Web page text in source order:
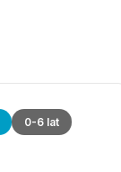
0-6 lat